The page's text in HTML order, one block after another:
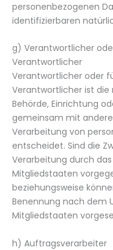
personenbezogenen
identifizierbaren
g) Verantwortlicher
Verantwortlicher
Verantwortlicher oder
Verantwortlicher ist die
Behörde, Einrichtung
gemeinsam mit
Verarbeitung von
entscheidet. Sind die
Verarbeitung durch
Mitgliedstaaten
beziehungsweise
Benennung nach dem
Mitgliedstaaten
h) Auftragsverarbeiter